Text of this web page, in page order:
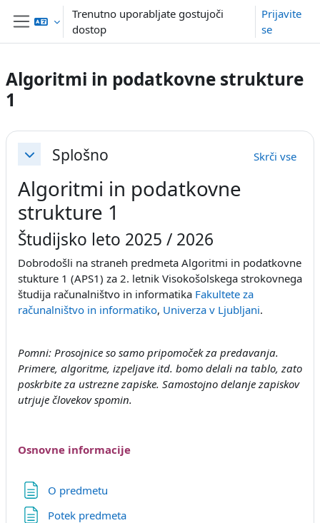
Preskoči na glavno vsebino
Stransko polje
Trenutno uporabljate gostujoči
dostop
Prijavite
se
Algoritmi in podatkovne strukture
1
Osnutek odseka
Skrči Splošno Skrči vse
Algoritmi in podatkovne
strukture 1
Študijsko leto 2025 / 2026
Dobrodošli na straneh predmeta Algoritmi in podatkovne
stukture 1 (APS1) za 2. letnik Visokošolskega strokovnega
študija računalništvo in informatika Fakultete za
računalništvo in informatiko, Univerza v Ljubljani.
Pomni: Prosojnice so samo pripomoček za predavanja.
Primere, algoritme, izpeljave itd. bomo delali na tablo, zato
poskrbite za ustrezne zapiske. Samostojno delanje zapiskov
utrjuje človekov spomin.
Osnovne informacije
O predmetuStran
Potek predmetaStran